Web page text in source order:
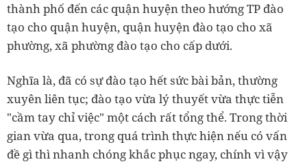
thành phố đến các quận huyện theo hướng TP đào
tạo cho quận huyện, quận huyện đào tạo cho xã
phường, xã phường đào tạo cho cấp dưới.
Nghĩa là, đã có sự đào tạo hết sức bài bản, thường
xuyên liên tục; đào tạo vừa lý thuyết vừa thực tiễn
"cầm tay chỉ việc" một cách rất tổng thể. Trong thời
gian vừa qua, trong quá trình thực hiện nếu có vấn
đề gì thì nhanh chóng khắc phục ngay, chính vì vậy